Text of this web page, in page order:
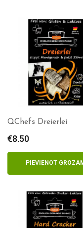
QChefs Dreierlei
€8.50
PIEVIENOT